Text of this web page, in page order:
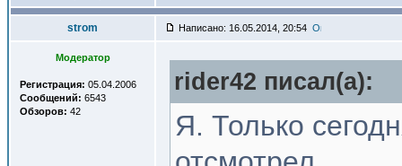
strom Написано: 16.05.2014, 20:54
Модератор
Регистрация: 05.04.2006
Сообщений: 6543
Обзоров: 42
rider42 писал(a):
Я. Только